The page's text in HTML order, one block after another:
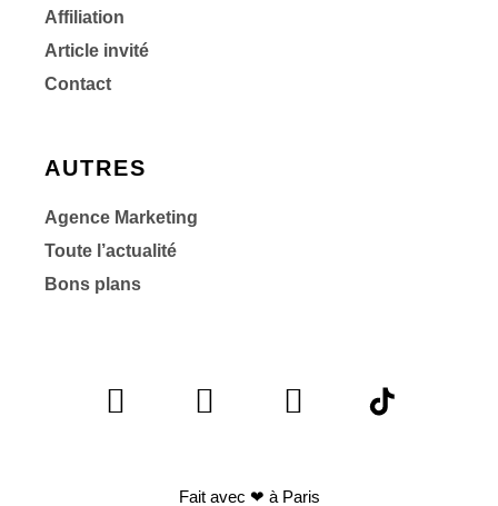
Affiliation
Article invité
Contact
AUTRES
Agence Marketing
Toute l’actualité
Bons plans
Fait avec ❤ à Paris